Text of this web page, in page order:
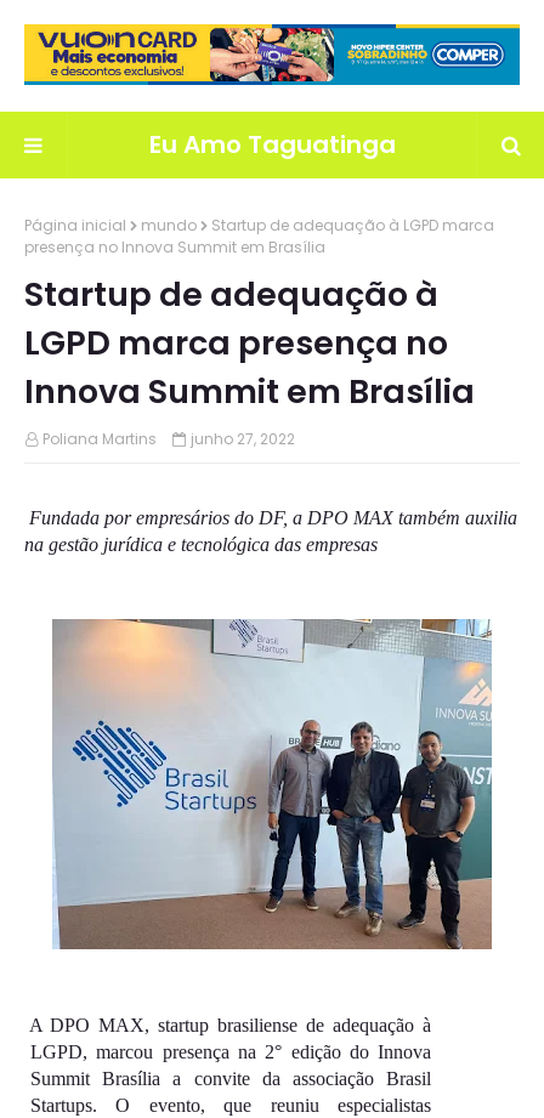
Eu Amo Taguatinga
Página inicial mundo
Startup de adequação à LGPD marca
presença no Innova Summit em Brasília
Startup de adequação à
LGPD marca presença no
Innova Summit em Brasília
Poliana Martins junho 27, 2022
Fundada por empresários do DF, a DPO MAX também auxilia
na gestão jurídica e tecnológica das empresas
A DPO MAX, startup brasiliense de adequação à
LGPD, marcou presença na 2° edição do Innova
Summit Brasília a convite da associação Brasil
Startups. O evento, que reuniu especialistas